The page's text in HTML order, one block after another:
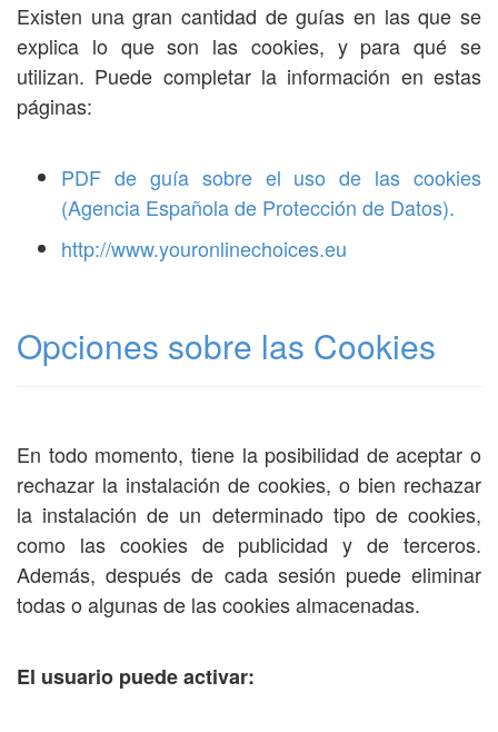
Existen una gran cantidad de guías en las que se
explica lo que son las cookies, y para qué se
utilizan. Puede completar la información en estas
páginas:
PDF de guía sobre el uso de las cookies
(Agencia Española de Protección de Datos).
http://www.youronlinechoices.eu
Opciones sobre las Cookies
En todo momento, tiene la posibilidad de aceptar o
rechazar la instalación de cookies, o bien rechazar
la instalación de un determinado tipo de cookies,
como las cookies de publicidad y de terceros.
Además, después de cada sesión puede eliminar
todas o algunas de las cookies almacenadas.
El usuario puede activar: